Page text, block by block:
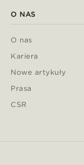
O NAS
O nas
Kariera
Nowe artykuły
Prasa
CSR